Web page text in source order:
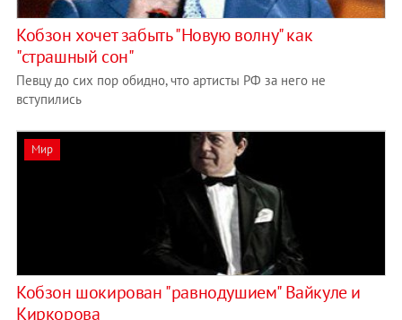
Кобзон хочет забыть "Новую волну" как
"страшный сон"
Певцу до сих пор обидно, что артисты РФ за него не
вступились
Мир
Кобзон шокирован "равнодушием" Вайкуле и
Киркорова